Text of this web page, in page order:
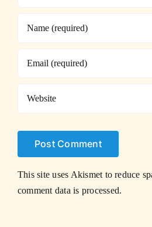
This site uses Akismet to reduce
comment data is processed.